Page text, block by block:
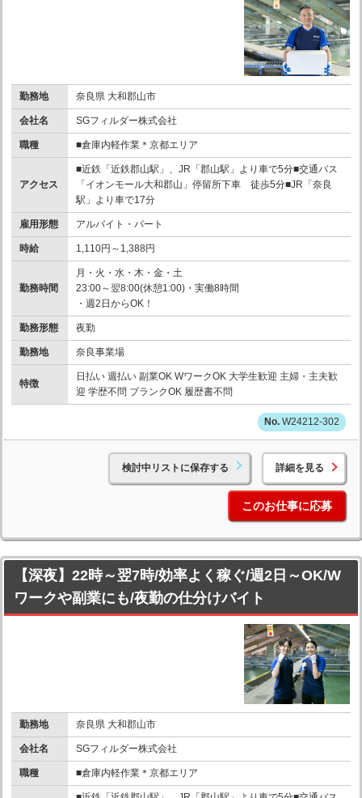
勤務地 奈良県 大和郡山市
会社名 SGフィルダー株式会社
職種 ■倉庫内軽作業＊京都エリア
アクセス
■近鉄「近鉄郡山駅」、JR「郡山駅」より車で5分■交通バス
「イオンモール大和郡山」停留所下車 徒歩5分■JR「奈良
駅」より車で17分
雇用形態 アルバイト・パート
時給 1,110円～1,388円
勤務時間
月・火・水・木・金・土
23:00～翌8:00(休憩1:00)・実働8時間
・週2日からOK！
勤務形態 夜勤
勤務地 奈良事業場
特徴
日払い 週払い 副業OK WワークOK 大学生歓迎 主婦・主夫歓
迎 学歴不問 ブランクOK 履歴書不問
W24212-302
検討中リストに保存する 詳細を見る
このお仕事に応募
【深夜】22時～翌7時/効率よく稼ぐ/週2日～OK/W
ワークや副業にも/夜勤の仕分けバイト
勤務地 奈良県 大和郡山市
会社名 SGフィルダー株式会社
職種 ■倉庫内軽作業＊京都エリア